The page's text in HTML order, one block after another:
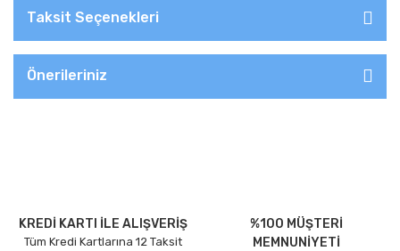
Taksit Seçenekleri
Önerileriniz
KREDİ KARTI İLE ALIŞVERİŞ
Tüm Kredi Kartlarına 12 Taksit
%100 MÜŞTERİ
MEMNUNİYETİ